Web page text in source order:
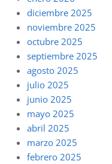
diciembre 2025
noviembre 2025
octubre 2025
septiembre 2025
agosto 2025
julio 2025
junio 2025
mayo 2025
abril 2025
marzo 2025
febrero 2025